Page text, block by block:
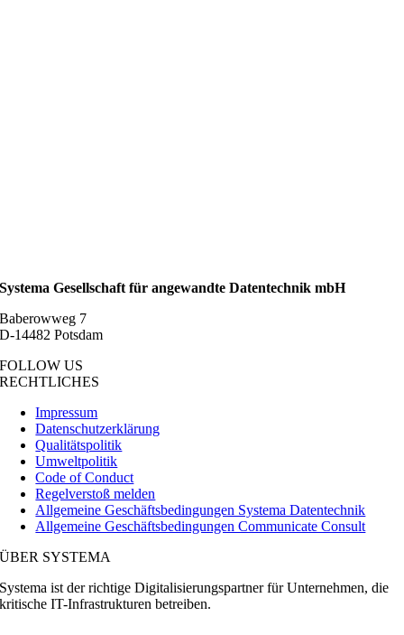
Systema Gesellschaft für angewandte Datentechnik mbH
Baberowweg 7
D-14482 Potsdam
FOLLOW US
RECHTLICHES
Impressum
Datenschutzerklärung
Qualitätspolitik
Umweltpolitik
Code of Conduct
Regelverstoß melden
Allgemeine Geschäftsbedingungen Systema Datentechnik
Allgemeine Geschäftsbedingungen Communicate Consult
ÜBER SYSTEMA
Systema ist der richtige Digitalisierungspartner für Unternehmen, die
kritische IT-Infrastrukturen betreiben.